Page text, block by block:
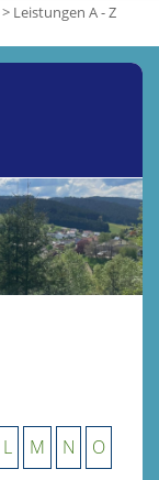
> Leistungen A - Z
L M N O